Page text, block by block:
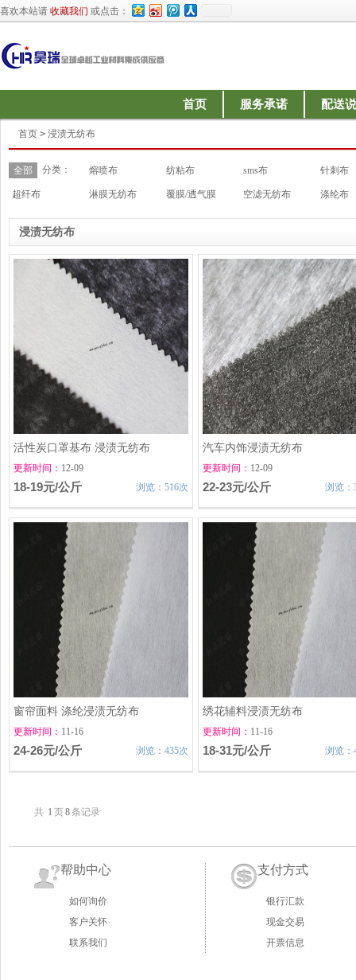
喜欢本站请 收藏我们 或点击：
首页 服务承诺 配送
首页 > 浸渍无纺布
分类：
全部 熔喷布 纺粘布 sms布 针刺布
超纤布 淋膜无纺布 覆膜/透气膜 空滤无纺布 涤纶布
浸渍无纺布
活性炭口罩基布 浸渍无纺布
更新时间： 12-09
18-19元/公斤 浏览：516次
汽车内饰浸渍无纺布
更新时间： 12-09
22-23元/公斤 浏览：
窗帘面料 涤纶浸渍无纺布
更新时间： 11-16
24-26元/公斤 浏览：435次
绣花辅料浸渍无纺布
更新时间： 11-16
18-31元/公斤 浏览：
共 1 页8条记录
帮助中心
如何询价
客户关怀
联系我们
支付方式
银行汇款
现金交易
开票信息